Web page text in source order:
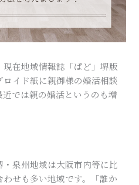
在地域情報誌「ぱど」堺版
イド紙に親御様の婚活相談
では親の婚活というのも増
泉州地域は大阪市内等に比
せも多い地域です。「誰か